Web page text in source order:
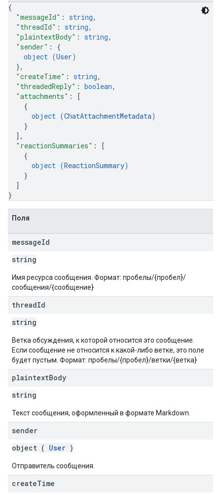
{
"messageId" : string,
"threadId" : string,
"plaintextBody" : string,
"sender" : {
object (User)
},
"createTime" : string,
"threadedReply" : boolean,
"attachments" :
[
{
object (ChatAttachmentMetadata)
}
] ,
"reactionSummaries" :
[
{
object (ReactionSummary)
}
]
}
Поля
messageId
string
Имя ресурса сообщения. Формат: пробелы/{пробел}/
сообщения/{сообщение}
threadId
string
Ветка обсуждения, к которой относится это сообщение.
Если сообщение не относится к какой-либо ветке, это поле
будет пустым. Формат: пробелы/{пробел}/ветки/{ветка}
plaintextBody
string
Текст сообщения, оформленный в формате Markdown.
sender
object ( User )
Отправитель сообщения.
createTime